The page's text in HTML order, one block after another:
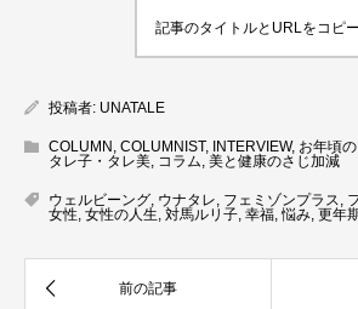
記事のタイトルとURLをコピ
投稿者: UNATALE
COLUMN , COLUMNIST, INTERVIEW, お年頃
タレ子・タレ美, コラム, 美と健康のさじ加減
ウェルビーング, ウナタレ, フェミゾンプラス,
女性, 女性の人生, 対馬ルリ子, 幸福,悩み, 更年